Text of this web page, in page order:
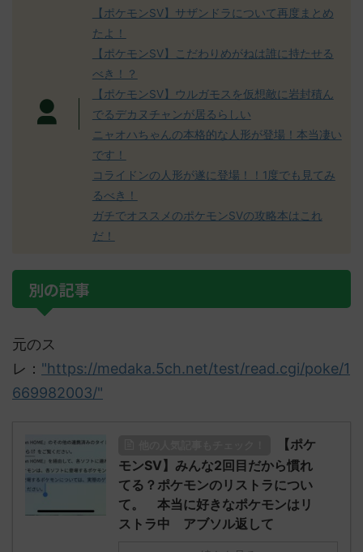
【ポケモンSV】サザンドラについて再度まとめ
たよ！
【ポケモンSV】こだわりめがねは誰に持たせる
べき！？
【ポケモンSV】ウルガモスを仮想敵に岩封積ん
でるデカヌチャンが居るらしい
ニャオハちゃんの本格的な人形が登場！本当凄い
です！
コライドンの人形が遂に登場！！1度でも見てみ
るべき！
ガチでオススメのポケモンSVの攻略本はこれ
だ！
別の記事
元のス
レ： "https://medaka.5ch.net/test/read.cgi/poke/1
669982003/"
【ポケ
モンSV】みんな2回目だから慣れ
てる？ポケモンのリストラについ
て。 本当に好きなポケモンはリ
ストラ中 アブソル返して